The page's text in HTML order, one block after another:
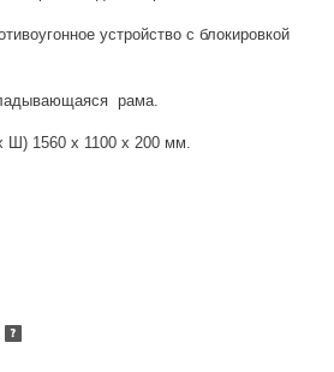
устройство с блокировкой
рама.
1560 х 1100 х 200 мм.